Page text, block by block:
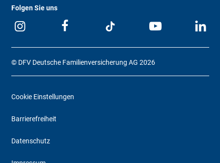
Folgen Sie uns
© DFV Deutsche Familienversicherung AG 2026
Cookie Einstellungen
Barrierefreiheit
Datenschutz